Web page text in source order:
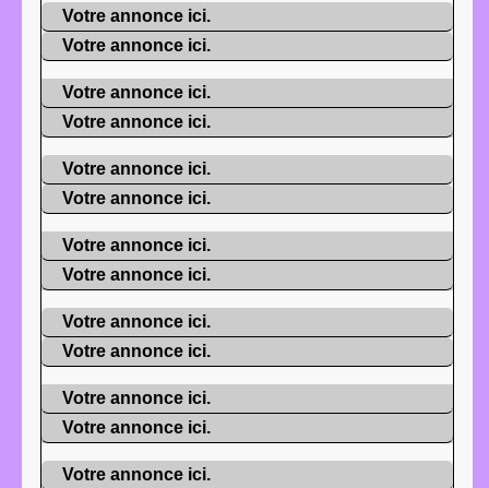
Votre annonce ici.
Votre annonce ici.
Votre annonce ici.
Votre annonce ici.
Votre annonce ici.
Votre annonce ici.
Votre annonce ici.
Votre annonce ici.
Votre annonce ici.
Votre annonce ici.
Votre annonce ici.
Votre annonce ici.
Votre annonce ici.